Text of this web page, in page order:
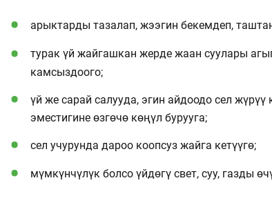
арыктарды тазалап, жээгин бекемдеп,
турак үй жайгашкан жерде жаан суулары
камсыздоого;
үй же сарай салууда, эгин айдоодо сел жүрүү
эместигине өзгөчө көңүл бурууга;
сел учурунда дароо коопсуз жайга кетүүгө;
мүмкүнчүлүк болсо үйдөгү свет, суу, газды